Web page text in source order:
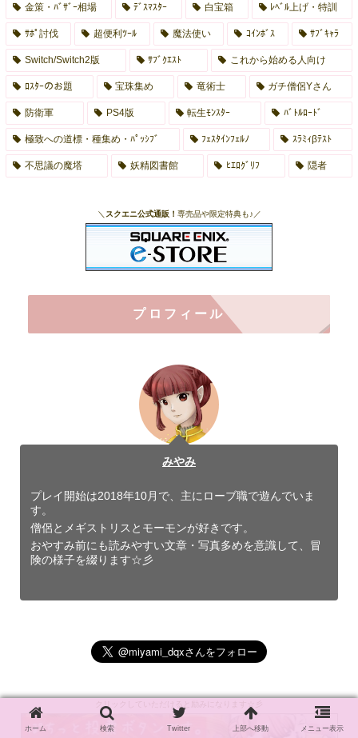
金策・ﾊﾞｻﾞｰ相場 ﾃﾞｽﾏｽﾀｰ 白宝箱 ﾚﾍﾞﾙ上げ・特訓
ｻﾎﾟ討伐 超便利ﾂｰﾙ 魔法使い ｺｲﾝﾎﾞｽ ｻﾌﾞｷｬﾗ
Switch/Switch2版 ｻﾌﾞｸｴｽﾄ これから始める人向け
ﾛｽﾀｰのお題 宝珠集め 竜術士 ガチ僧侶Yさん
防衛軍 PS4版 転生ﾓﾝｽﾀｰ ﾊﾞﾄﾙﾛｰﾄﾞ
極致への道標・種集め・ﾊﾟｯｼﾌﾞ ﾌｪｽﾀｲﾝﾌｪﾙﾉ ｽﾗﾐｨβﾃｽﾄ
不思議の魔塔 妖精図書館 ﾋｴﾛｸﾞﾘﾌ 隠者
＼ スクエニ公式通販！ 専売品や限定特典も♪／
プロフィール
みやみ
プレイ開始は2018年10月で、主にローブ職で遊んでいま
す。
僧侶とメギストリスとモーモンが好きです。
おやすみ前にも読みやすい文章・写真多めを意識して、冒
険の様子を綴ります☆彡
ホーム 検索 Twitter 上部へ移動 メニュー表示